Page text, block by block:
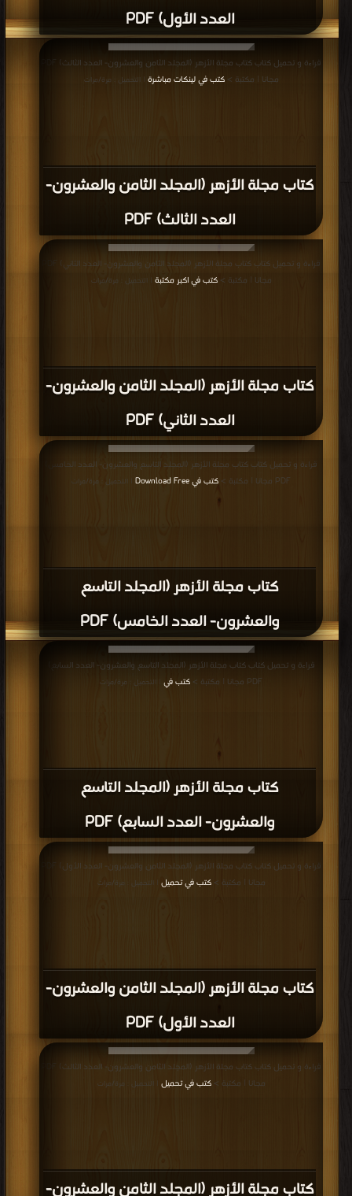
العدد الأول) PDF
كتاب مجلة الأزهر (المجلد الثامن والعشرون-
العدد الثالث) PDF
مجانا | مكتبة >كتب في لينكات مباشرة | التحميل : مرة/مرات
كتاب مجلة الأزهر (المجلد الثامن والعشرون-
العدد الثاني) PDF
مجانا | مكتبة >كتب في اكبر مكتبة | التحميل : مرة/مرات
كتاب مجلة الأزهر (المجلد التاسع
والعشرون- العدد الخامس) PDF
قراءة و تحميل كتاب كتاب مجلة الأزهر (المجلد التاسع والعشرون- العدد الخامس)
PDF مجانا | مكتبة >
كتب في Download Free | التحميل : مرة/مرات
كتاب مجلة الأزهر (المجلد التاسع
والعشرون- العدد السابع) PDF
قراءة و تحميل كتاب كتاب مجلة الأزهر (المجلد التاسع والعشرون- العدد السابع)
PDF مجانا | مكتبة >
كتب في | التحميل : مرة/مرات
كتاب مجلة الأزهر (المجلد الثامن والعشرون-
العدد الأول) PDF
مجانا | مكتبة >كتب في تحميل | التحميل : مرة/مرات
كتاب مجلة الأزهر (المجلد الثامن والعشرون-
مجانا | مكتبة >كتب في تحميل | التحميل : مرة/مرات